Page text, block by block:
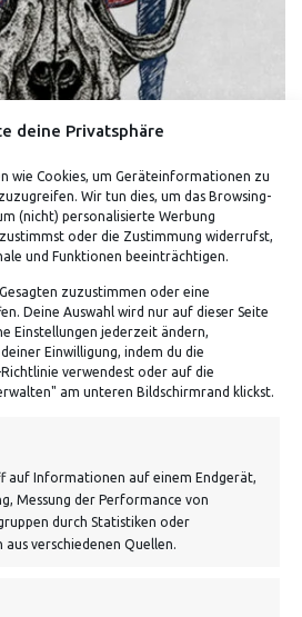
deine Privatsphäre
wie Cookies, um Geräteinformationen zu
Wir tun dies, um das Browsing-
(nicht) personalisierte Werbung
oder die Zustimmung widerrufst,
und Funktionen beeinträchtigen.
zuzustimmen oder eine
Deine Auswahl wird nur auf dieser Seite
Einstellungen jederzeit ändern,
Einwilligung, indem du die
verwendest oder auf die
am unteren Bildschirmrand klickst.
auf Informationen auf einem Endgerät,
Messung der Performance von
durch Statistiken oder
verschiedenen Quellen.
– SHIRT (WEISS)